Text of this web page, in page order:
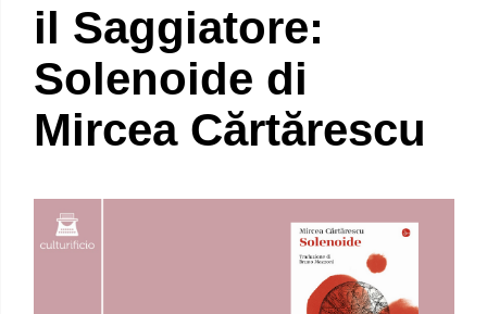
il Saggiatore:
Solenoide di
Mircea Cărtărescu